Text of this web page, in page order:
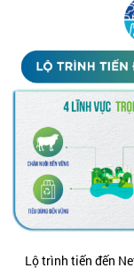
Lộ trình tiến đến